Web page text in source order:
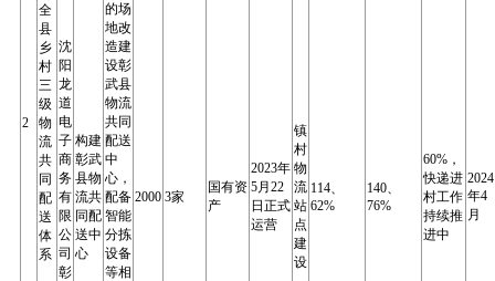
2
全
县
乡
村
三
级
物
流
共
同
配
送
体
系
沈
阳
龙
道
电
子
商
务
有
限
公
司
彰
构建
彰武
县物
流共
同配
送中
心
的场
地改
造建
设彰
武县
物流
共同
配送
中
心，
配备
智能
分拣
设备
等相
2000 3家
国有资
产
2023年
5月22
日正式
运营
镇
村
物
流
站
点
建
设
114、
62%
140、
76%
60%，
快递进
村工作
持续推
进中
2024
年4
月